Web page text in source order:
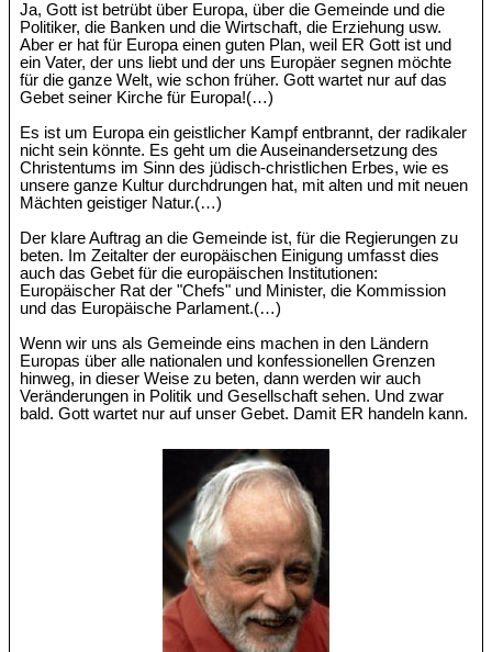
Ja, Gott ist betrübt über Europa, über die Gemeinde und die
Politiker, die Banken und die Wirtschaft, die Erziehung usw.
Aber er hat für Europa einen guten Plan, weil ER Gott ist und
ein Vater, der uns liebt und der uns Europäer segnen möchte
für die ganze Welt, wie schon früher. Gott wartet nur auf das
Gebet seiner Kirche für Europa!(…)
Es ist um Europa ein geistlicher Kampf entbrannt, der radikaler
nicht sein könnte. Es geht um die Auseinandersetzung des
Christentums im Sinn des jüdisch-christlichen Erbes, wie es
unsere ganze Kultur durchdrungen hat, mit alten und mit neuen
Mächten geistiger Natur.(…)
Der klare Auftrag an die Gemeinde ist, für die Regierungen zu
beten. Im Zeitalter der europäischen Einigung umfasst dies
auch das Gebet für die europäischen Institutionen:
Europäischer Rat der "Chefs" und Minister, die Kommission
und das Europäische Parlament.(…)
Wenn wir uns als Gemeinde eins machen in den Ländern
Europas über alle nationalen und konfessionellen Grenzen
hinweg, in dieser Weise zu beten, dann werden wir auch
Veränderungen in Politik und Gesellschaft sehen. Und zwar
bald. Gott wartet nur auf unser Gebet. Damit ER handeln kann.